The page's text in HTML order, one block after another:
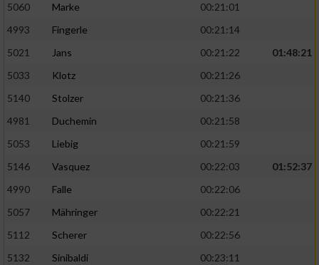
5060
Marke
00:21:01
4993
Fingerle
00:21:14
5021
Jans 00:21:22
01:48:21
5033
Klotz
00:21:26
5140
Stolzer
00:21:36
4981
Duchemin
00:21:58
5053
Liebig
00:21:59
5146
Vasquez 00:22:03
01:52:37
4990
Falle
00:22:06
5057
Mähringer
00:22:21
5112
Scherer
00:22:56
5132
Sinibaldi
00:23:11